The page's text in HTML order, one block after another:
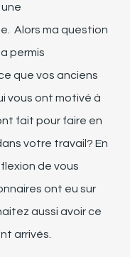
. Alors ma question
permis
que vos anciens
vous ont motivé à
fait pour faire en
votre travail? En
de vous
ont eu sur
aussi avoir ce
arrivés